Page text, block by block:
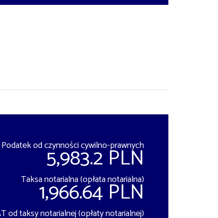
Podatek od czynności cywilno-prawnych
5,983.2 PLN
Taksa notarialna (opłata notarialna)
1,966.64 PLN
od taksy notarialnej (opłaty notarialnej)